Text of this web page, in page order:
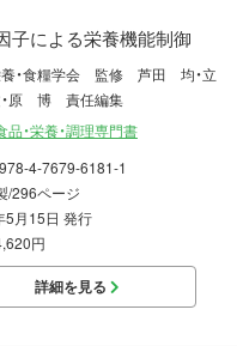
子による栄養機能制御
養・食糧学会 監修 芦田 均・立
・原 博 責任編集
品・栄養・調理専門書
4-7679-6181-1
/296ページ
5月15日 発行
円
詳細を見る